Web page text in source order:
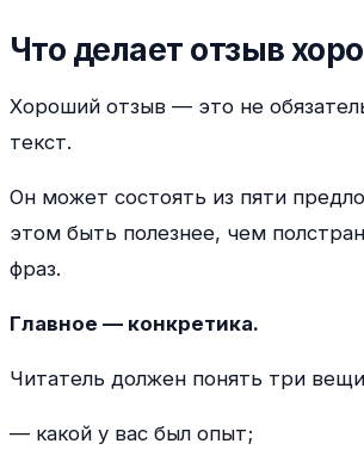
Что делает отзыв
Хороший отзыв — это не
текст.
Он может состоять из пяти
этом быть полезнее, чем
фраз.
Главное — конкретика.
Читатель должен понять три
— какой у вас был опыт;